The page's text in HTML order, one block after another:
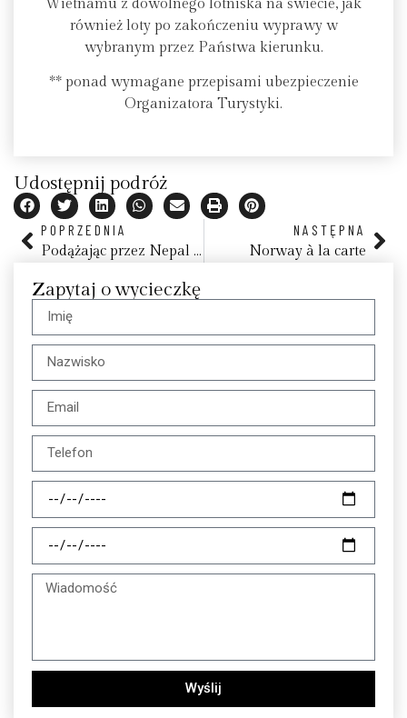
Wietnamu z dowolnego lotniska na świecie, jak
również loty po zakończeniu wyprawy w
wybranym przez Państwa kierunku.
** ponad wymagane przepisami ubezpieczenie
Organizatora Turystyki.
Udostępnij podróż
POPRZEDNIA
Podążając przez Nepal – 8 dni pełne magii Himalajów
NASTĘPNA
Norway à la carte
Zapytaj o wycieczkę
Wyślij